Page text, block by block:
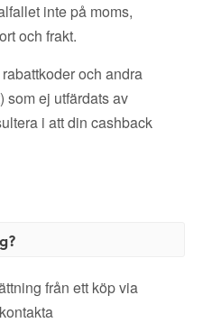
inte på moms,
och frakt.
och andra
som ej utfärdats av
i att din cashback
från ett köp via